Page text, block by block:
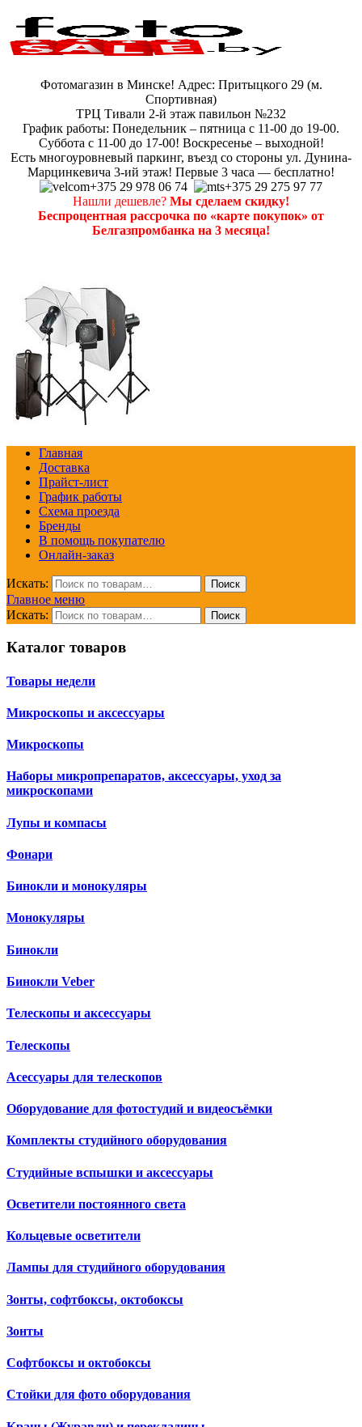
Фотомагазин в Минске! Адрес: Притыцкого 29 (м.
Спортивная)
ТРЦ Тивали 2-й этаж павильон №232
График работы: Понедельник – пятница с 11-00 до 19-00.
Суббота с 11-00 до 17-00! Воскресенье – выходной!
Есть многоуровневый паркинг, въезд со стороны ул. Дунина-
Марцинкевича 3-ий этаж! Первые 3 часа — бесплатно!
+375 29 978 06 74
+375 29 275 97 77
Нашли дешевле? Мы сделаем скидку!
Беспроцентная рассрочка по «карте покупок» от
Белгазпромбанка на 3 месяца!
Главная
Доставка
Прайст-лист
График работы
Схема проезда
Бренды
В помощь покупателю
Онлайн-заказ
Искать: Поиск
Главное меню
Искать:
Поиск
Каталог товаров
Товары недели
Микроскопы и аксессуары
Микроскопы
Наборы микропрепаратов, аксессуары, уход за
микроскопами
Лупы и компасы
Фонари
Бинокли и монокуляры
Монокуляры
Бинокли
Бинокли Veber
Телескопы и аксессуары
Телескопы
Асессуары для телескопов
Оборудование для фотостудий и видеосъёмки
Комплекты студийного оборудования
Студийные вспышки и аксессуары
Осветители постоянного света
Кольцевые осветители
Лампы для студийного оборудования
Зонты, софтбоксы, октобоксы
Зонты
Софтбоксы и октобоксы
Стойки для фото оборудования